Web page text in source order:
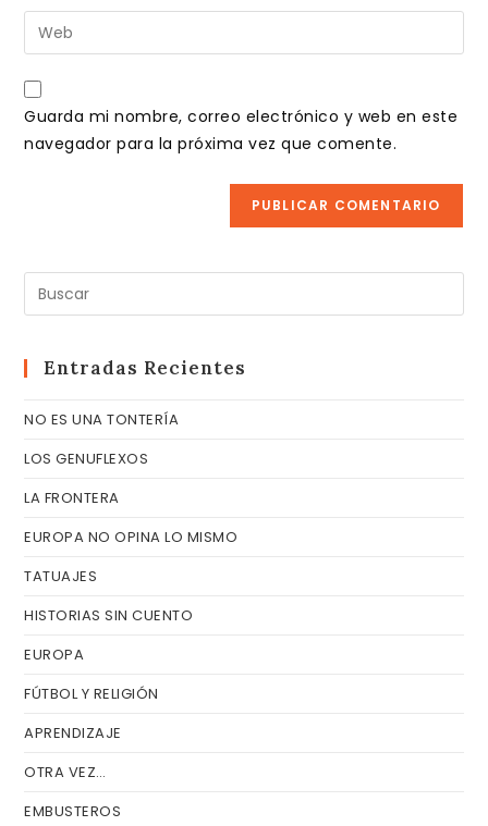
de
usuario
para
comentar
dirección
de
electrónico
para
comentar
Introduce
la
URL
de
Guarda mi nombre, correo electrónico y web en este
navegador para la próxima vez que comente.
Entradas Recientes
NO ES UNA TONTERÍA
LOS GENUFLEXOS
LA FRONTERA
EUROPA NO OPINA LO MISMO
TATUAJES
HISTORIAS SIN CUENTO
EUROPA
FÚTBOL Y RELIGIÓN
APRENDIZAJE
OTRA VEZ…
EMBUSTEROS